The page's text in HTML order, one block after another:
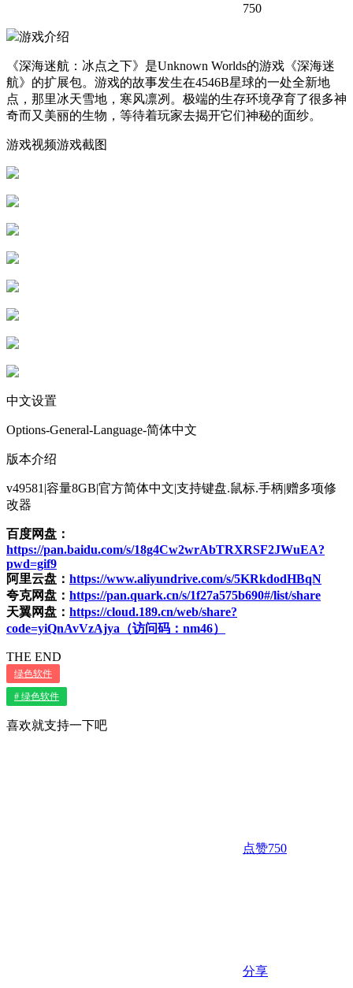
750
游戏介绍
《深海迷航：冰点之下》是Unknown Worlds的游戏《深海迷
航》的扩展包。游戏的故事发生在4546B星球的一处全新地
点，那里冰天雪地，寒风凛冽。极端的生存环境孕育了很多神
奇而又美丽的生物，等待着玩家去揭开它们神秘的面纱。
游戏视频游戏截图
中文设置
Options-General-Language-简体中文
版本介绍
v49581|容量8GB|官方简体中文|支持键盘.鼠标.手柄|赠多项修
改器
百度网盘：
https://pan.baidu.com/s/18g4Cw2wrAbTRXRSF2JWuEA?
pwd=gif9
阿里云盘： https://www.aliyundrive.com/s/5KRkdodHBqN
夸克网盘： https://pan.quark.cn/s/1f27a575b690#/list/share
天翼网盘： https://cloud.189.cn/web/share?
code=yiQnAvVzAjya（访问码：nm46）
THE END
绿色软件
# 绿色软件
喜欢就支持一下吧
点赞750
分享